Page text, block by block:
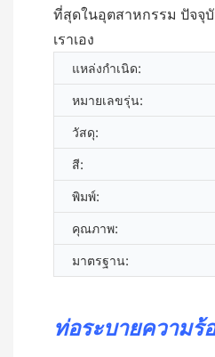
ที่สุดในอุตสาหกรรม ปัจจุ
เราเอง
แหล่งกำเนิด:
หมายเลขรุ่น:
วัสดุ:
สี:
พิมพ์:
คุณภาพ:
มาตรฐาน:
ท่อระบายความร้